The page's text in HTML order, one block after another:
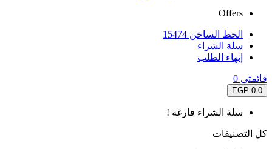
Offers
الخط الساخن 15474
سلة الشراء
إنهاء الطلب
قائمتى 0
0
0 EGP
سلة الشراء فارغة !
كل التصنيفات